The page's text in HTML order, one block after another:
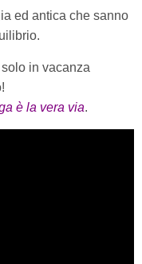
ed antica che sanno
in vacanza
è la vera via.